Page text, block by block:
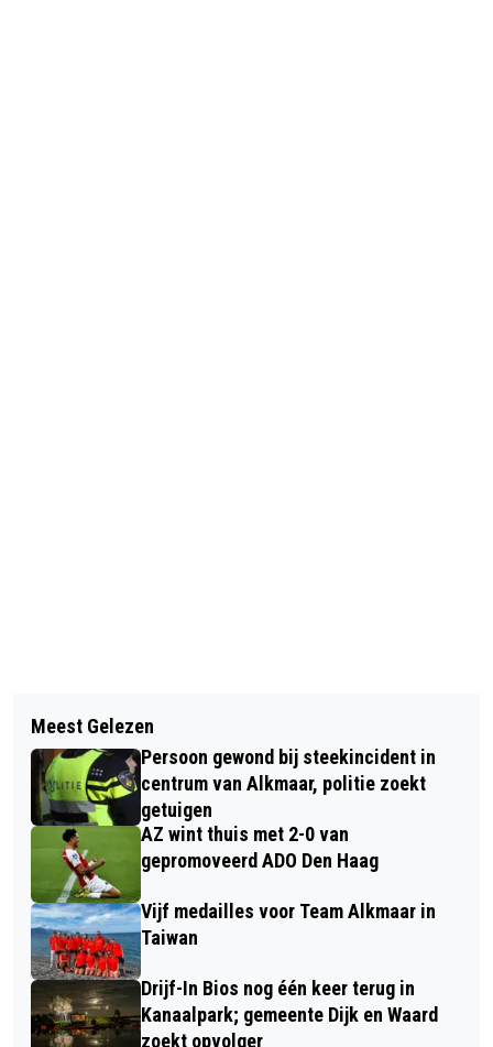
KOMEET KOMENDE WEEK MOGELIJK
MET BLOTE OOG ZICHTBAAR
WILDE BUITENDAG VAN OERRR IN HET
ZWANENWATER
Meest Gelezen
Persoon gewond bij steekincident in
centrum van Alkmaar, politie zoekt
getuigen
AZ wint thuis met 2-0 van
gepromoveerd ADO Den Haag
Vijf medailles voor Team Alkmaar in
Taiwan
Drijf-In Bios nog één keer terug in
Kanaalpark; gemeente Dijk en Waard
zoekt opvolger